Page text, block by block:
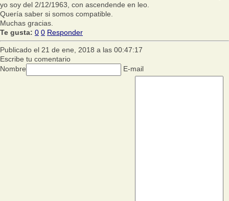
yo soy del 2/12/1963, con ascendende en leo.
Quería saber si somos compatible.
Muchas gracias.
Te gusta: 0 0 Responder
Publicado el 21 de ene, 2018 a las 00:47:17
Escribe tu comentario
Nombre
E-mail